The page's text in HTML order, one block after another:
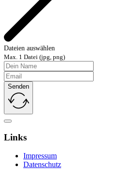
Dateien auswählen
Max. 1 Datei (jpg, png)
Senden
Links
Impressum
Datenschutz